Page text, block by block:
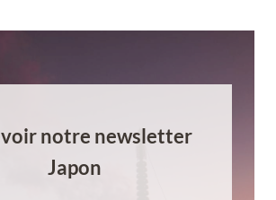
notre newsletter
Japon